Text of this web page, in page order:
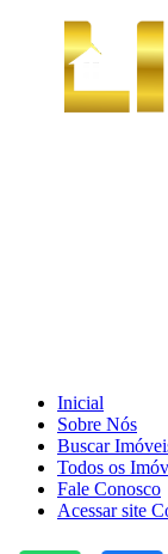
Inicial
Sobre Nós
Buscar
Todos os
Fale Conosco
Acessar site